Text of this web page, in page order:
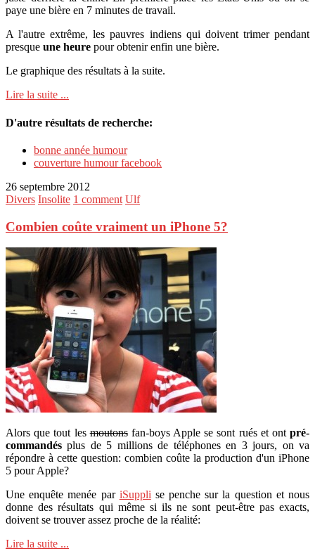
paye une bière en 7 minutes de travail.
A l'autre extrême, les pauvres indiens qui doivent trimer pendant
presque une heure pour obtenir enfin une bière.
Le graphique des résultats à la suite.
Lire la suite ...
D'autre résultats de recherche:
bonne année humour
couverture humour facebook
26 septembre 2012
Divers Insolite 1 comment Ulf
Combien coûte vraiment un iPhone 5?
Alors que tout lesmoutonsfan-boys Apple se sont rués et ontpré-
commandés plus de 5 millions de téléphones en 3 jours, on va
répondre à cette question: combien coûte la production d'un iPhone
5 pour Apple?
Une enquête menée par iSuppli se penche sur la question et nous
donne des résultats qui même si ils ne sont peut-être pas exacts,
doivent se trouver assez proche de la réalité:
Lire la suite ...